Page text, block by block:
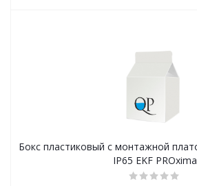
Бокс пластиковый с монтажной
IP65 EKF PROxima